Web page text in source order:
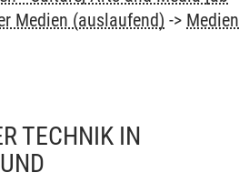
Medien (auslaufend) -> Medien
TECHNIK IN